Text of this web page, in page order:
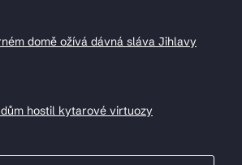
domě ožívá dávná sláva Jihlavy
hostil kytarové virtuozy